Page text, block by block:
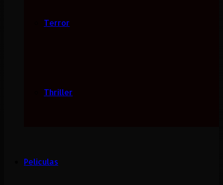
Terror
Thriller
Peliculas